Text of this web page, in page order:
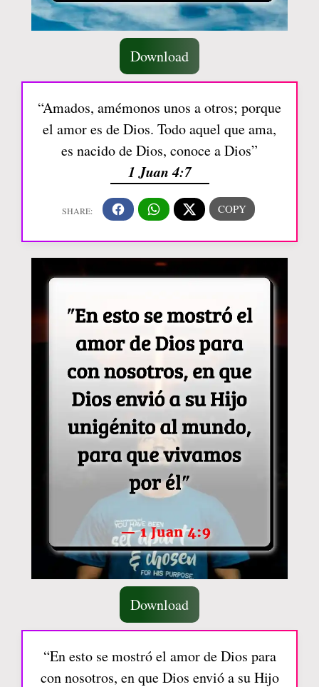
Download
“Amados, amémonos unos a otros; porque
el amor es de Dios. Todo aquel que ama,
es nacido de Dios, conoce a Dios”
1 Juan 4:7
Download
“En esto se mostró el amor de Dios para
con nosotros, en que Dios envió a su Hijo